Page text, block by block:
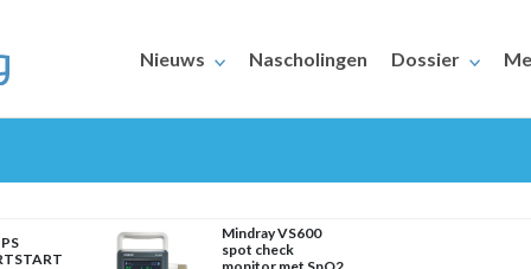
Nieuws Nascholingen Dossier
Mindray VS600
spot check